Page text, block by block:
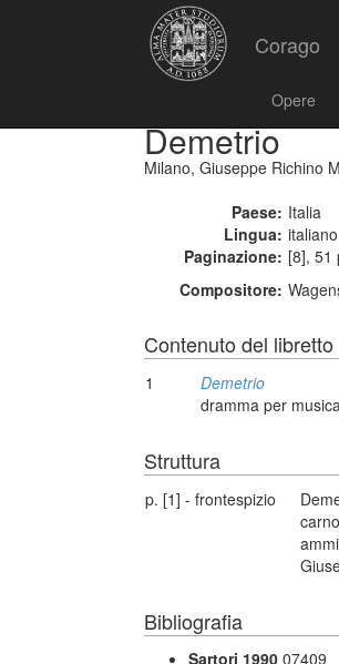
Corago
Opere
Demetrio
Milano, Giuseppe Richino
Paese: Italia
Lingua: italiano
Paginazione: [8], 51
Compositore:
Contenuto del libretto
1
Demetrio
dramma per
Struttura
p. [1] - frontespizio
Bibliografia
Sartori 1990 07409